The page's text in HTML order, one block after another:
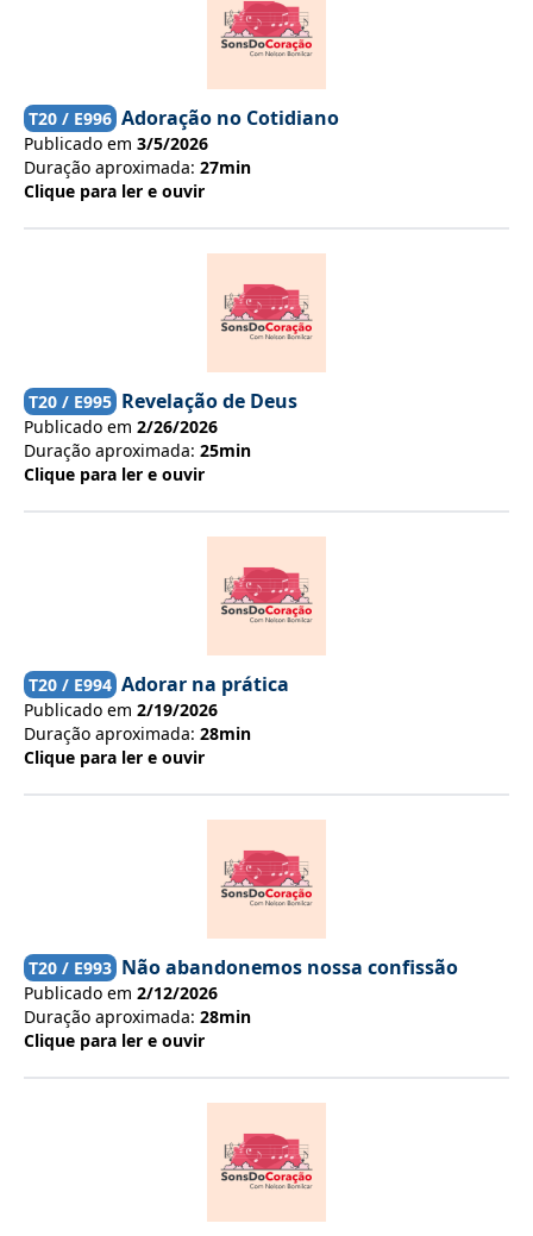
T20 / E996 Adoração no Cotidiano
Publicado em 3/5/2026
Duração aproximada: 27min
Clique para ler e ouvir
T20 / E995 Revelação de Deus
Publicado em 2/26/2026
Duração aproximada: 25min
Clique para ler e ouvir
T20 / E994 Adorar na prática
Publicado em 2/19/2026
Duração aproximada: 28min
Clique para ler e ouvir
T20 / E993 Não abandonemos nossa confissão
Publicado em 2/12/2026
Duração aproximada: 28min
Clique para ler e ouvir